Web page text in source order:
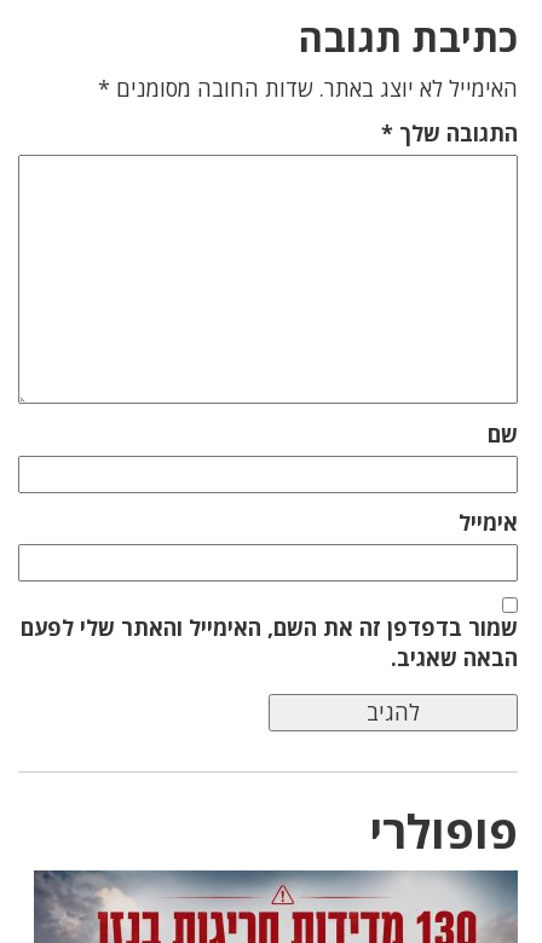
כתיבת תגובה
האימייל לא יוצג באתר. שדות החובה מסומנים *
התגובה שלך *
שם
אימייל
שמור בדפדפן זה את השם, האימייל והאתר שלי לפעם
הבאה שאגיב.
פופולרי